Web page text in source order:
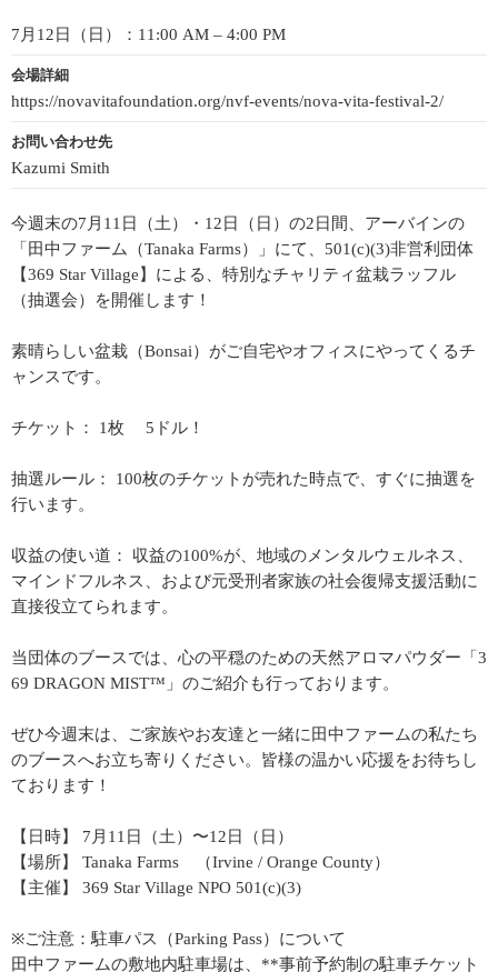
7月12日（日）：11:00 AM – 4:00 PM
会場詳細
https://novavitafoundation.org/nvf-events/nova-vita-festival-2/
お問い合わせ先
Kazumi Smith
今週末の7月11日（土）・12日（日）の2日間、アーバインの
「田中ファーム（Tanaka Farms）」にて、501(c)(3)非営利団体
【369 Star Village】による、特別なチャリティ盆栽ラッフル
（抽選会）を開催します！
素晴らしい盆栽（Bonsai）がご自宅やオフィスにやってくるチ
ャンスです。
チケット： 1枚 5ドル！
抽選ルール： 100枚のチケットが売れた時点で、すぐに抽選を
行います。
収益の使い道： 収益の100%が、地域のメンタルウェルネス、
マインドフルネス、および元受刑者家族の社会復帰支援活動に
直接役立てられます。
当団体のブースでは、心の平穏のための天然アロマパウダー「3
69 DRAGON MIST™」のご紹介も行っております。
ぜひ今週末は、ご家族やお友達と一緒に田中ファームの私たち
のブースへお立ち寄りください。皆様の温かい応援をお待ちし
ております！
【日時】 7月11日（土）〜12日（日）
【場所】 Tanaka Farms （Irvine / Orange County）
【主催】 369 Star Village NPO 501(c)(3)
※ご注意：駐車パス（Parking Pass）について
田中ファームの敷地内駐車場は、**事前予約制の駐車チケット